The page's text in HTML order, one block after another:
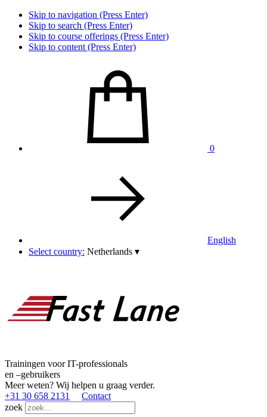
Skip to navigation (Press Enter)
Skip to search (Press Enter)
Skip to course offerings (Press Enter)
Skip to content (Press Enter)
0
English
Select country: Netherlands ▾
Trainingen voor IT-professionals
en –gebruikers
Meer weten? Wij helpen u graag verder.
+31 30 658 2131
Contact
zoek